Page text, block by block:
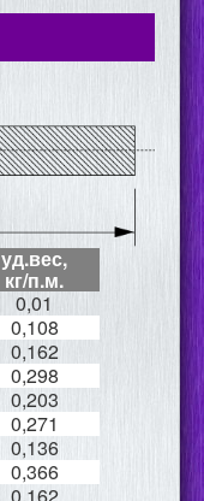
уд.вес,
кг/п.м.
0,01
0,108
0,162
0,298
0,203
0,271
0,136
0,366